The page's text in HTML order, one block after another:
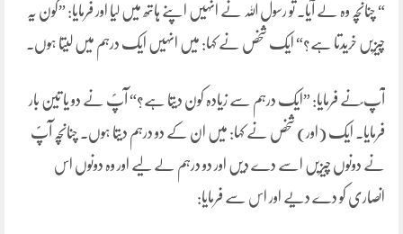
“ چنانچہ وہ لے آیا۔ تو رسول اللہ نے انہیں اپنے ہاتھ میں لیا اور فرمایا: ”کون یہ
چیزیں خریدتا ہے؟“ ایک شخص نے کہا: میں انہیں ایک درہم میں لیتا ہوں۔
آپ ؐنے فرمایا: ”ایک درہم سے زیادہ کون دیتا ہے؟“ آپؐ نے دو یا تین بار
فرمایا۔ ایک (اور) شخص نے کہا: میں ان کے دو درہم دیتا ہوں۔ چنانچہ آپؐ
نے دونوں چیزیں اسے دے دیں اور دو درہم لے لیے اور وہ دونوں اس
انصاری کو دے دیے اور اس سے فرمایا: